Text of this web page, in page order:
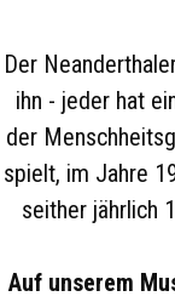
Der
ihn - jeder hat
der
spielt, im Jahre
seither jährlich
Auf unserem